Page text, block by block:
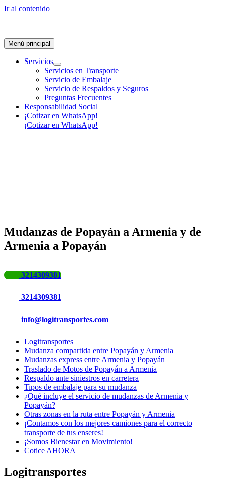
Ir al contenido
Menú principal
Servicios
Servicios en Transporte
Servicio de Embalaje
Servicio de Respaldos y Seguros
Preguntas Frecuentes
Responsabilidad Social
¡Cotizar en WhatsApp!
¡Cotizar en WhatsApp!
Mudanzas de Popayán a Armenia y de
Armenia a Popayán
3214309381
3214309381
info@logitransportes.com
Logitransportes
Mudanza compartida entre Popayán y Armenia
Mudanzas express entre Armenia y Popayán
Traslado de Motos de Popayán a Armenia
Respaldo ante siniestros en carretera
Tipos de embalaje para su mudanza
¿Qué incluye el servicio de mudanzas de Armenia y
Popayán?
Otras zonas en la ruta entre Popayán y Armenia
¡Contamos con los mejores camiones para el correcto
transporte de tus enseres!
¡Somos Bienestar en Movimiento!
Cotice AHORA
Logitransportes